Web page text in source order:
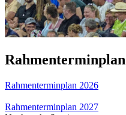
Rahmenterminplan
Rahmenterminplan 2026
Rahmenterminplan 2027